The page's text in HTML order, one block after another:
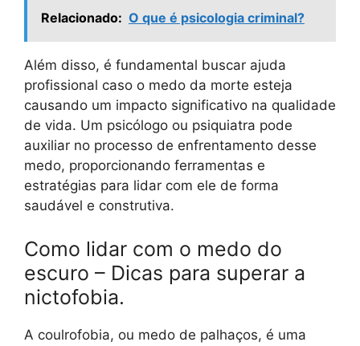
Relacionado: O que é psicologia criminal?
Além disso, é fundamental buscar ajuda
profissional caso o medo da morte esteja
causando um impacto significativo na qualidade
de vida. Um psicólogo ou psiquiatra pode
auxiliar no processo de enfrentamento desse
medo, proporcionando ferramentas e
estratégias para lidar com ele de forma
saudável e construtiva.
Como lidar com o medo do
escuro – Dicas para superar a
nictofobia.
A coulrofobia, ou medo de palhaços, é uma